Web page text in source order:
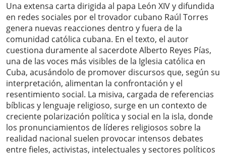
Una extensa carta dirigida al papa León XIV y difundida
en redes sociales por el trovador cubano Raúl Torres
genera nuevas reacciones dentro y fuera de la
comunidad católica cubana. En el texto, el autor
cuestiona duramente al sacerdote Alberto Reyes Pías,
una de las voces más visibles de la Iglesia católica en
Cuba, acusándolo de promover discursos que, según su
interpretación, alimentan la confrontación y el
resentimiento social. La misiva, cargada de referencias
bíblicas y lenguaje religioso, surge en un contexto de
creciente polarización política y social en la isla, donde
los pronunciamientos de líderes religiosos sobre la
realidad nacional suelen provocar intensos debates
entre fieles, activistas, intelectuales y sectores políticos